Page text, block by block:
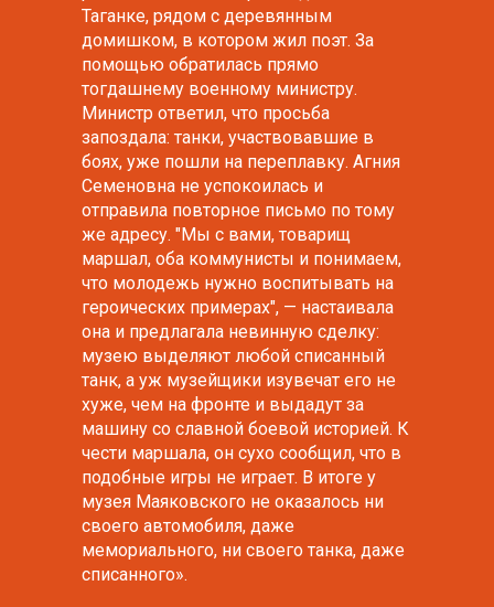
Таганке, рядом с деревянным
домишком, в котором жил поэт. За
помощью обратилась прямо
тогдашнему военному министру.
Министр ответил, что просьба
запоздала: танки, участвовавшие в
боях, уже пошли на переплавку. Агния
Семеновна не успокоилась и
отправила повторное письмо по тому
же адресу. "Мы с вами, товарищ
маршал, оба коммунисты и понимаем,
что молодежь нужно воспитывать на
героических примерах", — настаивала
она и предлагала невинную сделку:
музею выделяют любой списанный
танк, а уж музейщики изувечат его не
хуже, чем на фронте и выдадут за
машину со славной боевой историей. К
чести маршала, он сухо сообщил, что в
подобные игры не играет. В итоге у
музея Маяковского не оказалось ни
своего автомобиля, даже
мемориального, ни своего танка, даже
списанного».